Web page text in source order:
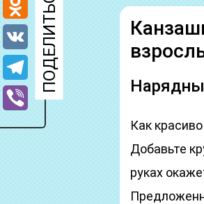
Как
Добавьте
руках
Odnoklassniki
VK
Telegram
Viber